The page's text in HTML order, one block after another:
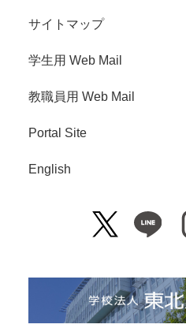
サイトマップ
学生用 Web Mail
教職員用 Web Mail
Portal Site
English